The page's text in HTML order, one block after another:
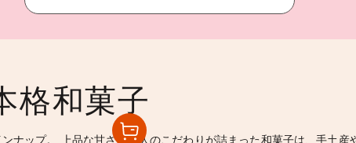
格和菓子
ナップ。 上品な甘さと職人のこだわりが詰まった和菓子は、手土産